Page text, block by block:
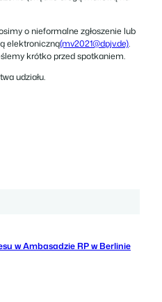
o nieformalne zgłoszenie lub
elektroniczną(mv2021@dpjv.de).
krótko przed spotkaniem.
udziału.
w Ambasadzie RP w Berlinie